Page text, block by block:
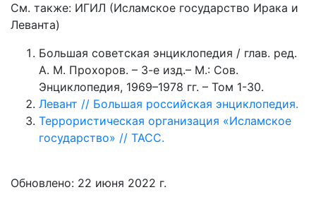
См. также: ИГИЛ (Исламское государство Ирака и
Леванта)
Большая советская энциклопедия / глав. ред.
А. М. Прохоров. – 3-е изд.– М.: Сов.
Энциклопедия, 1969–1978 гг. – Том 1-30.
Левант // Большая российская энциклопедия.
Террористическая организация «Исламское
государство» // ТАСС.
Обновлено: 22 июня 2022 г.